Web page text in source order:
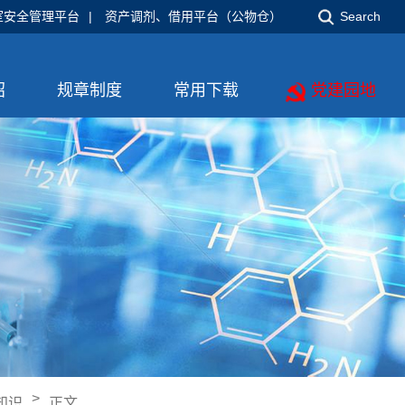
Search
安全管理平台 | 资产调剂、借用平台（公物仓）
规章制度 常用下载 党建园地
>